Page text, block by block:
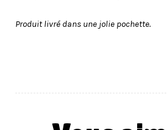
Produit livré dans une jolie pochette.